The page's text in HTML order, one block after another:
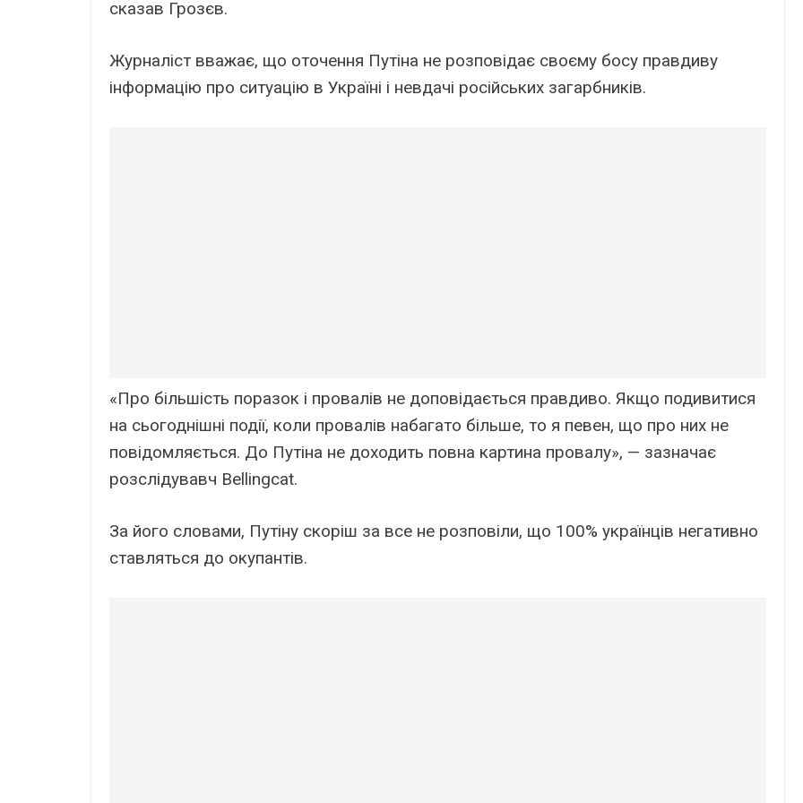
сказав Грозєв.
Журналіст вважає, що оточення Путіна не розповідає своєму босу правдиву
інформацію про ситуацію в Україні і невдачі російських загарбників.
«Про більшість поразок і провалів не доповідається правдиво. Якщо подивитися
на сьогоднішні події, коли провалів набагато більше, то я певен, що про них не
повідомляється. До Путіна не доходить повна картина провалу», — зазначає
розслідувавч Bellingcat.
За його словами, Путіну скоріш за все не розповіли, що 100% українців негативно
ставляться до окупантів.